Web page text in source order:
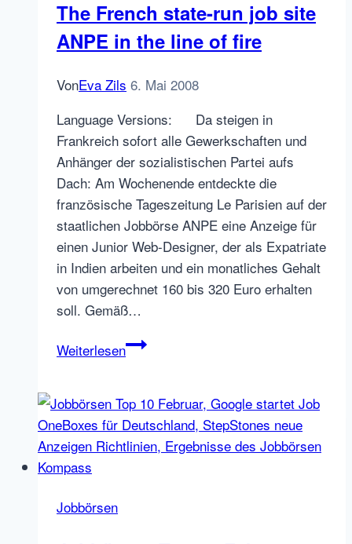
texten
The French state-run job site
ANPE in the line of fire
VonEva Zils 6. Mai 2008
Language Versions: Da steigen in
Frankreich sofort alle Gewerkschaften und
Anhänger der sozialistischen Partei aufs
Dach: Am Wochenende entdeckte die
französische Tageszeitung Le Parisien auf der
staatlichen Jobbörse ANPE eine Anzeige für
einen Junior Web-Designer, der als Expatriate
in Indien arbeiten und ein monatliches Gehalt
von umgerechnet 160 bis 320 Euro erhalten
soll. Gemäß…
WeiterlesenThe
run
job
site
Jobbörsen